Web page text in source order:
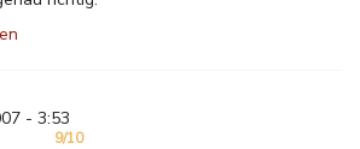
- 3:53
9/10